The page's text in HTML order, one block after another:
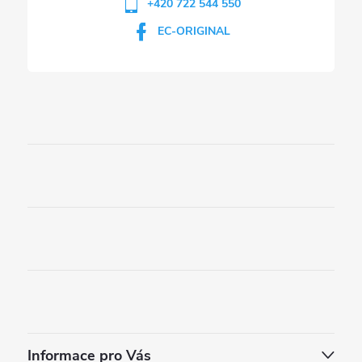
+420 722 544 550
EC-ORIGINAL
Informace pro Vás